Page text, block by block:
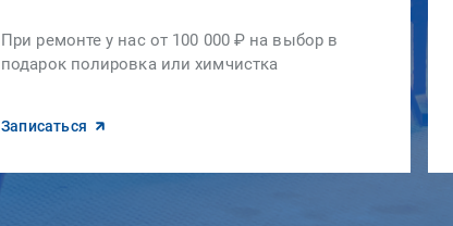
При ремонте у нас от 100 000 ₽ на выбор в
подарок полировка или химчистка
Записаться